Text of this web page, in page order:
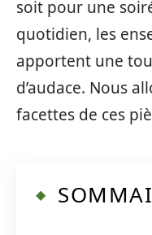
soit pour une
quotidien, les
apportent une
d’audace. Nous
facettes de ces